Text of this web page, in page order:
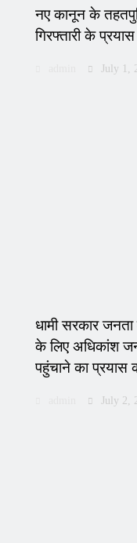
नए कानून के
गिरफ्तारी के
July 1,
धामी सरकार जनता
के लिए अधिकांश
पहुंचाने का प्रयास
July 2,